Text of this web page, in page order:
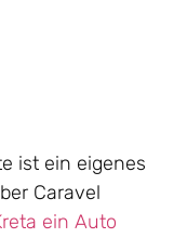
ist ein eigenes
Caravel
ein Auto